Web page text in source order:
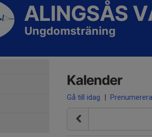
ALINGSÅS
Ungdomsträning
Kalender
Gå till idag | Prenumerera